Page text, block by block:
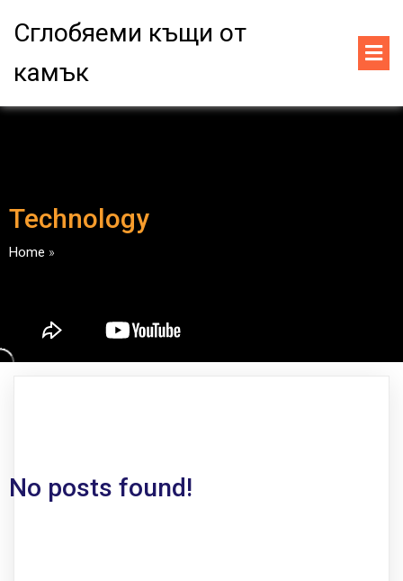
Сглобяеми къщи от
камък
Technology
Home »
No posts found!